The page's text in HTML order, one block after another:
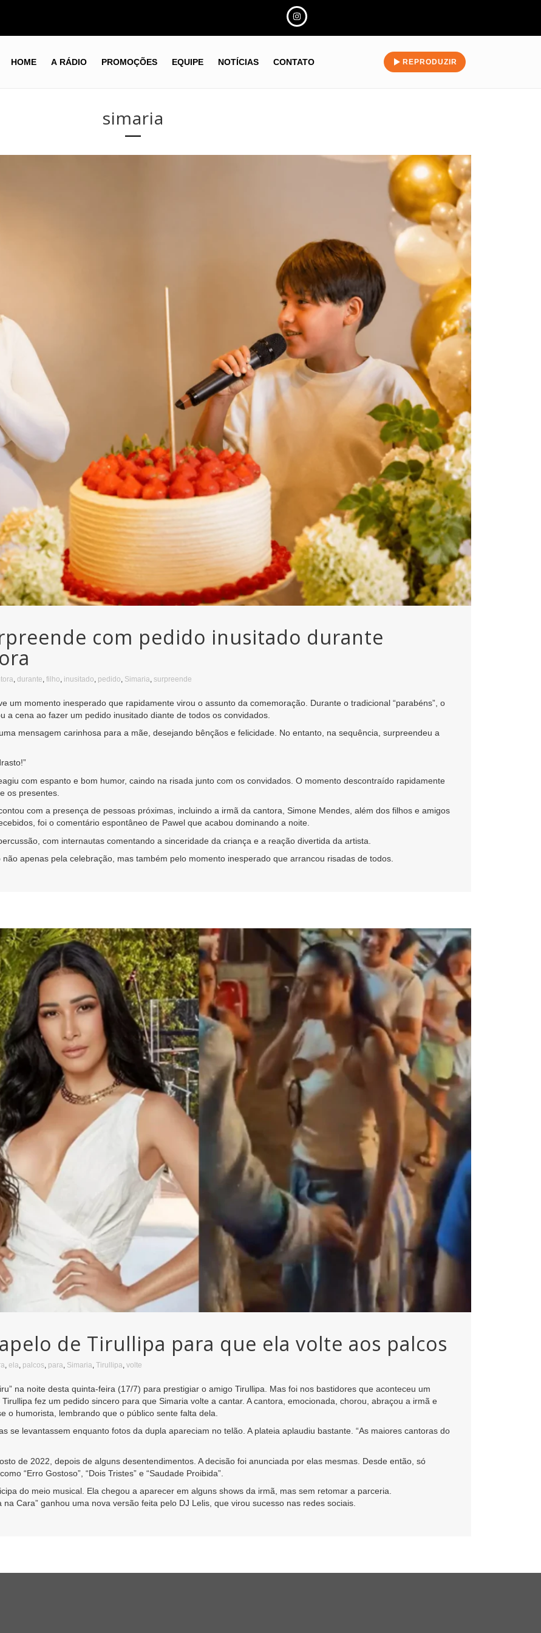
HOME A RÁDIO PROMOÇÕES EQUIPE NOTÍCIAS CONTATO REPRODUZIR
simaria
com pedido inusitado durante
durante filho inusitado pedido Simaria surpreende
um momento inesperado que rapidamente virou o assunto da comemoração. Durante o tradicional “parabéns”, o
a cena ao fazer um pedido inusitado diante de todos os convidados.
mensagem carinhosa para a mãe, desejando bênçãos e felicidade. No entanto, na sequência, surpreendeu a
com espanto e bom humor, caindo na risada junto com os convidados. O momento descontraído rapidamente
os presentes.
com a presença de pessoas próximas, incluindo a irmã da cantora, Simone Mendes, além dos filhos e amigos
foi o comentário espontâneo de Pawel que acabou dominando a noite.
com internautas comentando a sinceridade da criança e a reação divertida da artista.
apenas pela celebração, mas também pelo momento inesperado que arrancou risadas de todos.
de Tirullipa para que ela volte aos palcos
, ela, palcos, para, Simaria, Tirullipa, volte
na noite desta quinta-feira (17/7) para prestigiar o amigo Tirullipa. Mas foi nos bastidores que aconteceu um
fez um pedido sincero para que Simaria volte a cantar. A cantora, emocionada, chorou, abraçou a irmã e
o humorista, lembrando que o público sente falta dela.
se levantassem enquanto fotos da dupla apareciam no telão. A plateia aplaudiu bastante. “As maiores cantoras do
de 2022, depois de alguns desentendimentos. A decisão foi anunciada por elas mesmas. Desde então, só
“Erro Gostoso”, “Dois Tristes” e “Saudade Proibida”.
do meio musical. Ela chegou a aparecer em alguns shows da irmã, mas sem retomar a parceria.
Cara” ganhou uma nova versão feita pelo DJ Lelis, que virou sucesso nas redes sociais.